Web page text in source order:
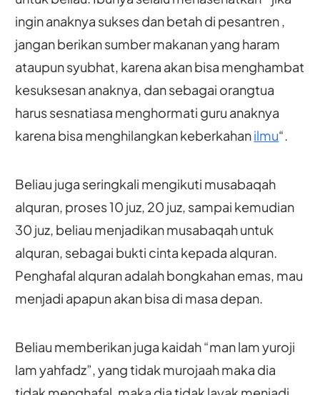
ingin anaknya sukses dan betah di pesantren ,
jangan berikan sumber makanan yang haram
ataupun syubhat, karena akan bisa menghambat
kesuksesan anaknya, dan sebagai orangtua
harus sesnatiasa menghormati guru anaknya
karena bisa menghilangkan keberkahanilmu“.
Beliau juga seringkali mengikuti musabaqah
alquran, proses 10 juz, 20 juz, sampai kemudian
30 juz, beliau menjadikan musabaqah untuk
alquran, sebagai bukti cinta kepada alquran.
Penghafal alquran adalah bongkahan emas, mau
menjadi apapun akan bisa di masa depan.
Beliau memberikan juga kaidah “man lam yuroji
lam yahfadz”, yang tidak murojaah maka dia